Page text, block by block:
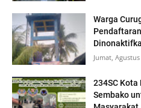
Warga
Jumat,
234SC
Sembako